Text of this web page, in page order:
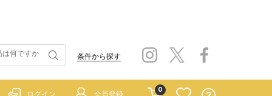
条件から探す
0
ログイン 会員登録